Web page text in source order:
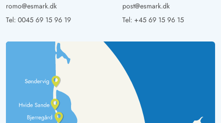
romo@esmark.dk
Tel: 0045 69 15 96 19
post@esmark.dk
Tel: +45 69 15 96 15